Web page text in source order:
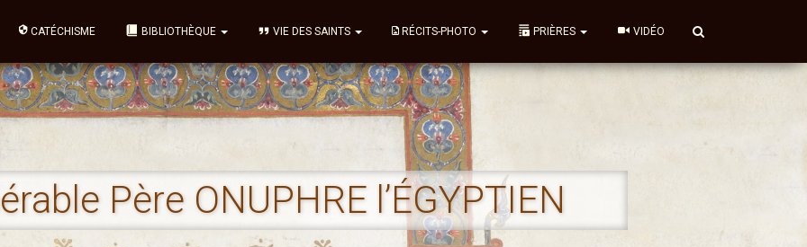
CATÉCHISME BIBLIOTHÈQUE VIE DES SAINTS RÉCITS-PHOTO PRIÈRES VIDÉO
Père ONUPHRE l’ÉGYPTIEN